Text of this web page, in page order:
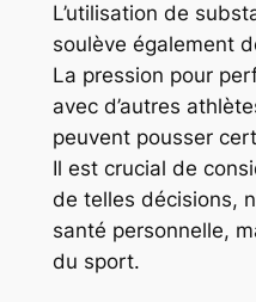
L’utilisation de
soulève également
La pression pour
avec d’autres
peuvent pousser
Il est crucial de
de telles décisions,
santé personnelle,
du sport.